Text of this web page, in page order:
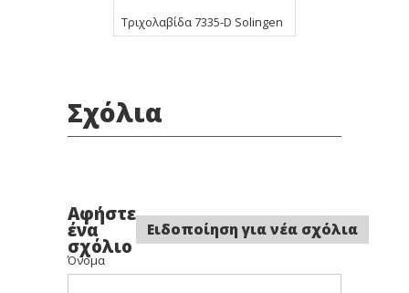
Τριχολαβίδα 7335-D Solingen
Σχόλια
Αφήστε
ένα
σχόλιο
Ειδοποίηση για νέα σχόλια
Όνομα